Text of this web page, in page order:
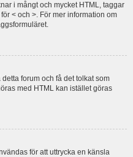
i mångt och mycket HTML, taggar
< och >. För mer information om
forum och få det tolkat som
med HTML kan istället göras
för att uttrycka en känsla